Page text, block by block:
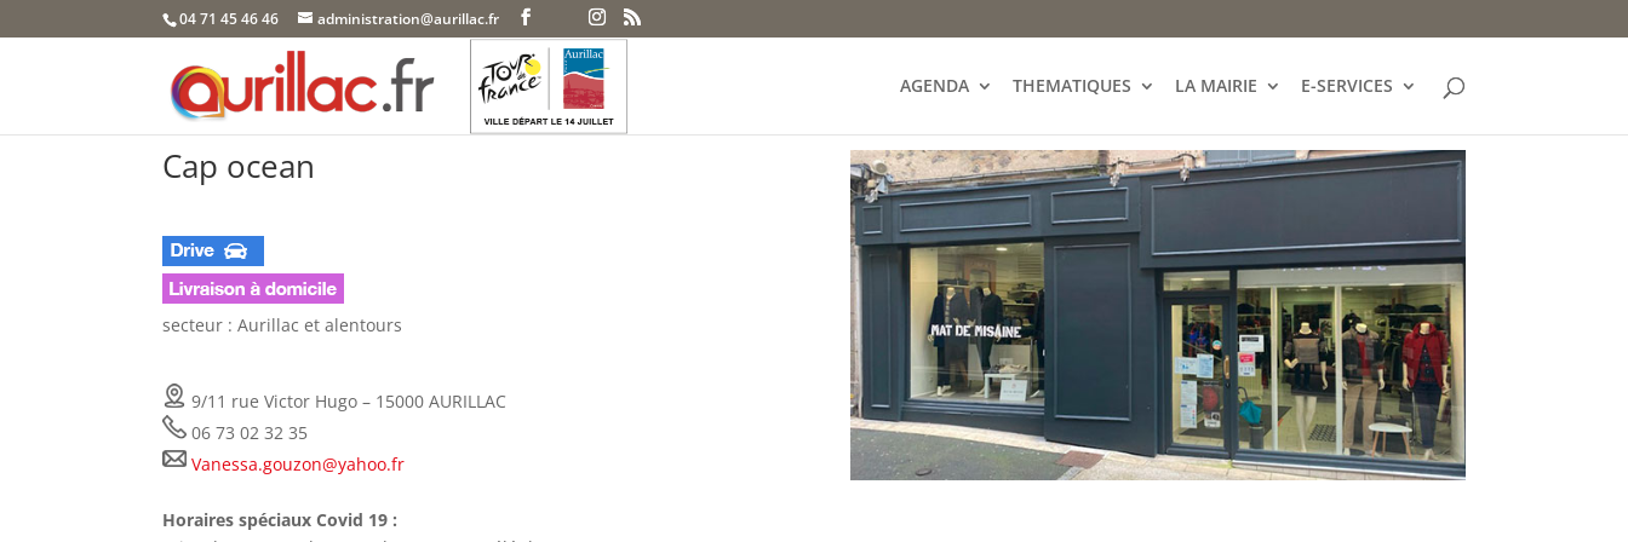
04 71 45 46 46 administration@aurillac.fr
AGENDA THEMATIQUES LA MAIRIE E-SERVICES
Cap ocean
secteur : Aurillac et alentours
9/11 rue Victor Hugo – 15000 AURILLAC
06 73 02 32 35
Vanessa.gouzon@yahoo.fr
Horaires spéciaux Covid 19 :